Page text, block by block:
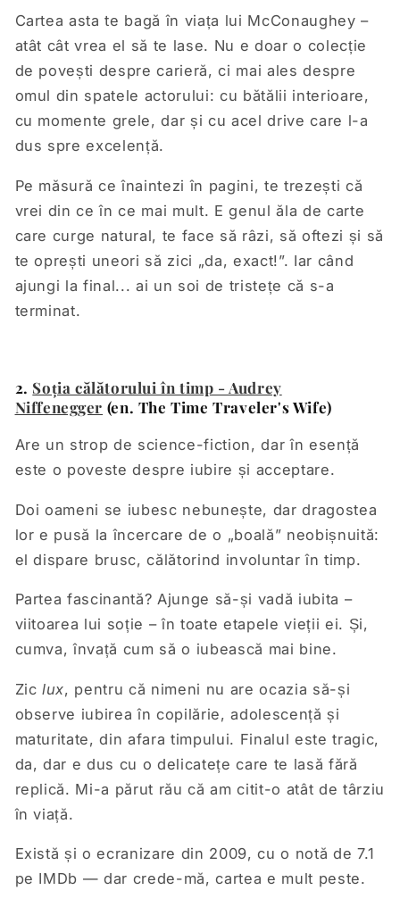
Cartea asta te bagă în viața lui McConaughey –
atât cât vrea el să te lase. Nu e doar o colecție
de povești despre carieră, ci mai ales despre
omul din spatele actorului: cu bătălii interioare,
cu momente grele, dar și cu acel drive care l-a
dus spre excelență.
Pe măsură ce înaintezi în pagini, te trezești că
vrei din ce în ce mai mult. E genul ăla de carte
care curge natural, te face să râzi, să oftezi și să
te oprești uneori să zici „da, exact!”. Iar când
ajungi la final... ai un soi de tristețe că s-a
terminat.
2. Soția călătorului în timp - Audrey
Niffenegger (en. The Time Traveler's Wife)
Are un strop de science-fiction, dar în esență
este o poveste despre iubire și acceptare.
Doi oameni se iubesc nebunește, dar dragostea
lor e pusă la încercare de o „boală” neobișnuită:
el dispare brusc, călătorind involuntar în timp.
Partea fascinantă? Ajunge să-și vadă iubita –
viitoarea lui soție – în toate etapele vieții ei. Și,
cumva, învață cum să o iubească mai bine.
Ziclux, pentru că nimeni nu are ocazia să-și
observe iubirea în copilărie, adolescență și
maturitate, din afara timpului. Finalul este tragic,
da, dar e dus cu o delicatețe care te lasă fără
replică. Mi-a părut rău că am citit-o atât de târziu
în viață.
Există și o ecranizare din 2009, cu o notă de 7.1
pe IMDb — dar crede-mă, cartea e mult peste.